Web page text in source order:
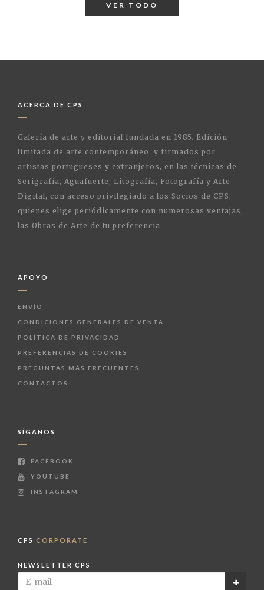
VER TODO
ACERCA DE CPS
Galería de arte y editorial fundada en 1985. Edición
limitada de arte contemporáneo. y firmados por
artistas portugueses y extranjeros, en las técnicas de
Serigrafía, Aguafuerte, Litografía, Fotografía y Arte
Digital, con acceso privilegiado a los Socios de CPS,
quienes elige periódicamente con numerosas ventajas,
las Obras de Arte de tu preferencia.
APOYO
ENVÍO
CONDICIONES GENERALES DE VENTA
POLÍTICA DE PRIVACIDAD
PREFERENCIAS DE COOKIES
PREGUNTAS MÁS FRECUENTES
CONTACTOS
SÍGANOS
FACEBOOK
YOUTUBE
INSTAGRAM
CPS CORPORATE
NEWSLETTER CPS